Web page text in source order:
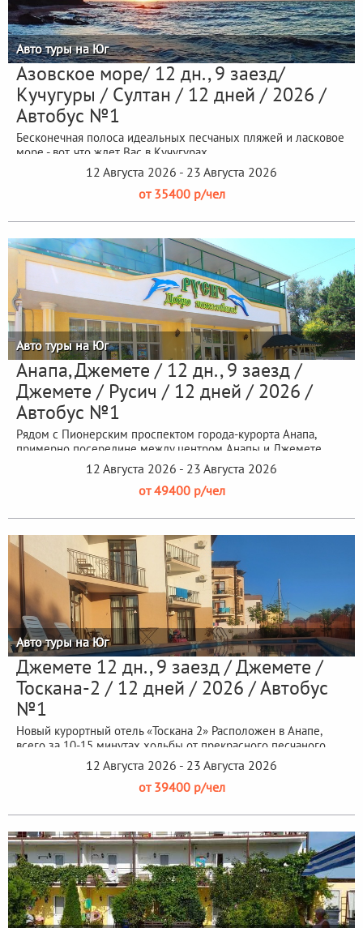
Авто туры на Юг
Азовское море/ 12 дн., 9 заезд/
Кучугуры / Султан / 12 дней / 2026 /
Автобус №1
Бесконечная полоса идеальных песчаных пляжей и ласковое
море - вот, что ждет Вас в Кучугурах.
12 Августа 2026 - 23 Августа 2026
от 35400 р/чел
Авто туры на Юг
Анапа, Джемете / 12 дн., 9 заезд /
Джемете / Русич / 12 дней / 2026 /
Автобус №1
Рядом с Пионерским проспектом города-курорта Анапа,
примерно посередине между центром Анапы и Джемете,
находится уютный...12 Августа 2026 - 23 Августа 2026
от 49400 р/чел
Авто туры на Юг
Джемете 12 дн., 9 заезд / Джемете /
Тоскана-2 / 12 дней / 2026 / Автобус
№1
Новый курортный отель «Тоскана 2» Расположен в Анапе,
всего за 10-15 минутах ходьбы от прекрасного песчаного
пляжа Джемете.12 Августа 2026 - 23 Августа 2026
от 39400 р/чел